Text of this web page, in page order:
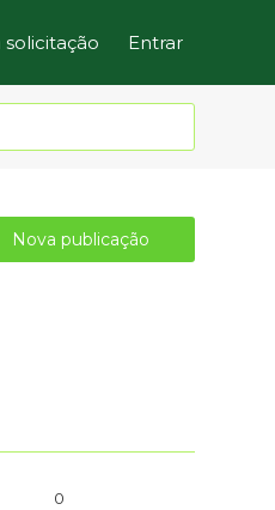
solicitação Entrar
Nova publicação
0